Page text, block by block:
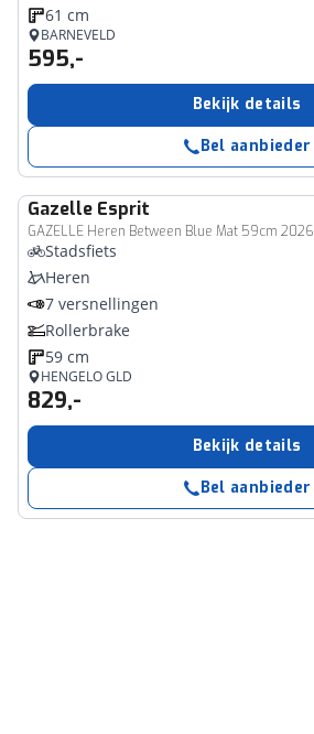
61 cm
BARNEVELD
595,-
Bekijk details
Bel aanbieder
Gazelle Esprit
GAZELLE Heren Between Blue Mat 59cm 2026
Stadsfiets
Heren
7 versnellingen
Rollerbrake
59 cm
HENGELO GLD
829,-
Bekijk details
Bel aanbieder